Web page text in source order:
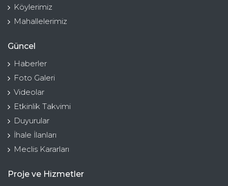
Köylerimiz
Mahallelerimiz
Güncel
Haberler
Foto Galeri
Videolar
Etkinlik Takvimi
Duyurular
İhale İlanları
Meclis Kararları
Proje ve Hizmetler